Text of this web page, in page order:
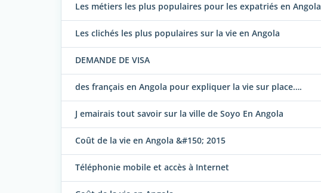
Les métiers les plus populaires pour les expatriés en Angola
Les clichés les plus populaires sur la vie en Angola
DEMANDE DE VISA
des français en Angola pour expliquer la vie sur place….
J emairais tout savoir sur la ville de Soyo En Angola
Coût de la vie en Angola &#150; 2015
Téléphonie mobile et accès à Internet